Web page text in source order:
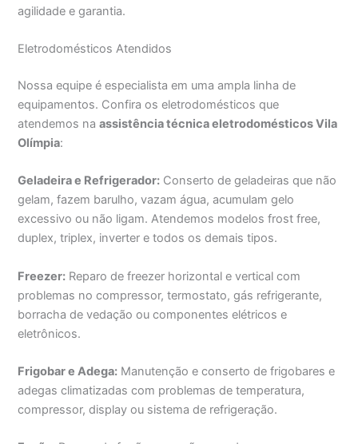
agilidade e garantia.
Eletrodomésticos Atendidos
Nossa equipe é especialista em uma ampla linha de
equipamentos. Confira os eletrodomésticos que
atendemos naassistência técnica eletrodomésticos Vila
Olímpia:
Geladeira e Refrigerador: Conserto de geladeiras que não
gelam, fazem barulho, vazam água, acumulam gelo
excessivo ou não ligam. Atendemos modelos frost free,
duplex, triplex, inverter e todos os demais tipos.
Freezer: Reparo de freezer horizontal e vertical com
problemas no compressor, termostato, gás refrigerante,
borracha de vedação ou componentes elétricos e
eletrônicos.
Frigobar e Adega: Manutenção e conserto de frigobares e
adegas climatizadas com problemas de temperatura,
compressor, display ou sistema de refrigeração.